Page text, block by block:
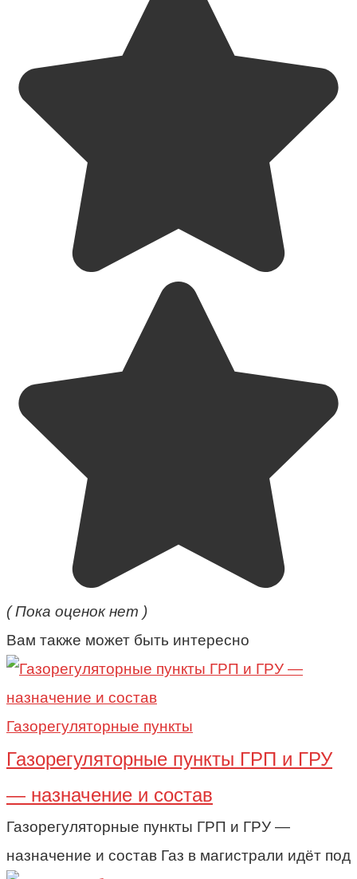
( Пока оценок нет )
Вам также может быть интересно
Газорегуляторные пункты
Газорегуляторные пункты ГРП и ГРУ
— назначение и состав
Газорегуляторные пункты ГРП и ГРУ —
назначение и состав Газ в магистрали идёт под